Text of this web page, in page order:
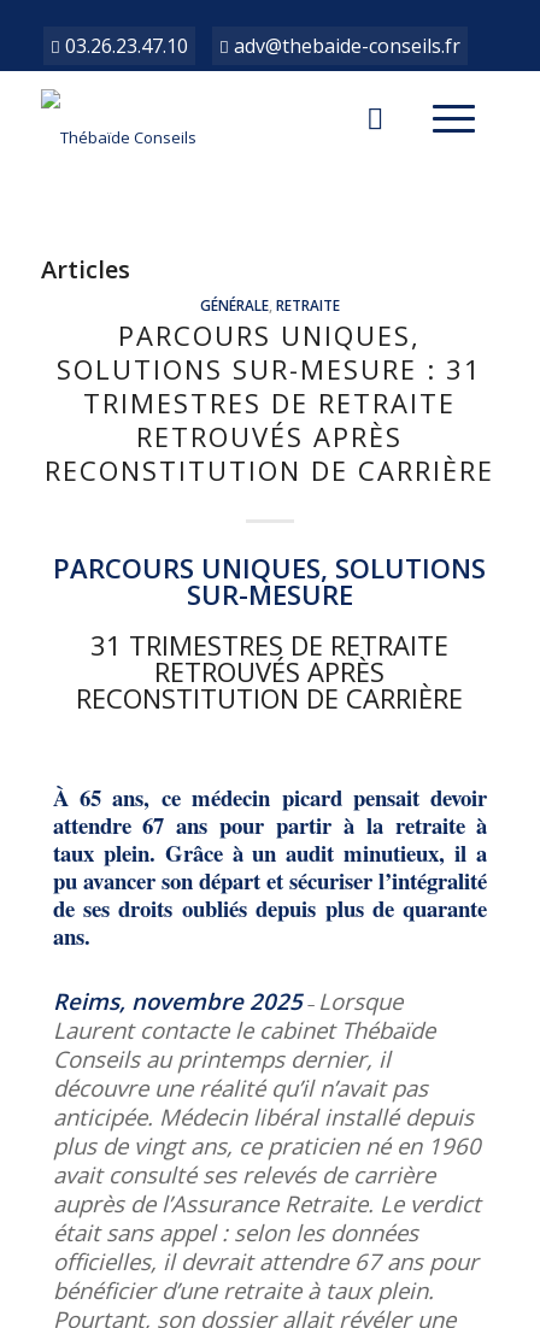
03.26.23.47.10 adv@thebaide-conseils.fr
Articles
GÉNÉRALE, RETRAITE
PARCOURS UNIQUES,
SOLUTIONS SUR-MESURE : 31
TRIMESTRES DE RETRAITE
RETROUVÉS APRÈS
RECONSTITUTION DE CARRIÈRE
PARCOURS UNIQUES, SOLUTIONS
SUR-MESURE
31 TRIMESTRES DE RETRAITE
RETROUVÉS APRÈS
RECONSTITUTION DE CARRIÈRE
À 65 ans, ce médecin picard pensait devoir
attendre 67 ans pour partir à la retraite à
taux plein. Grâce à un audit minutieux, il a
pu avancer son départ et sécuriser l’intégralité
de ses droits oubliés depuis plus de quarante
ans.
Reims, novembre 2025– Lorsque
Laurent contacte le cabinet Thébaïde
Conseils au printemps dernier, il
découvre une réalité qu’il n’avait pas
anticipée. Médecin libéral installé depuis
plus de vingt ans, ce praticien né en 1960
avait consulté ses relevés de carrière
auprès de l’Assurance Retraite. Le verdict
était sans appel : selon les données
officielles, il devrait attendre 67 ans pour
bénéficier d’une retraite à taux plein.
Pourtant, son dossier allait révéler une